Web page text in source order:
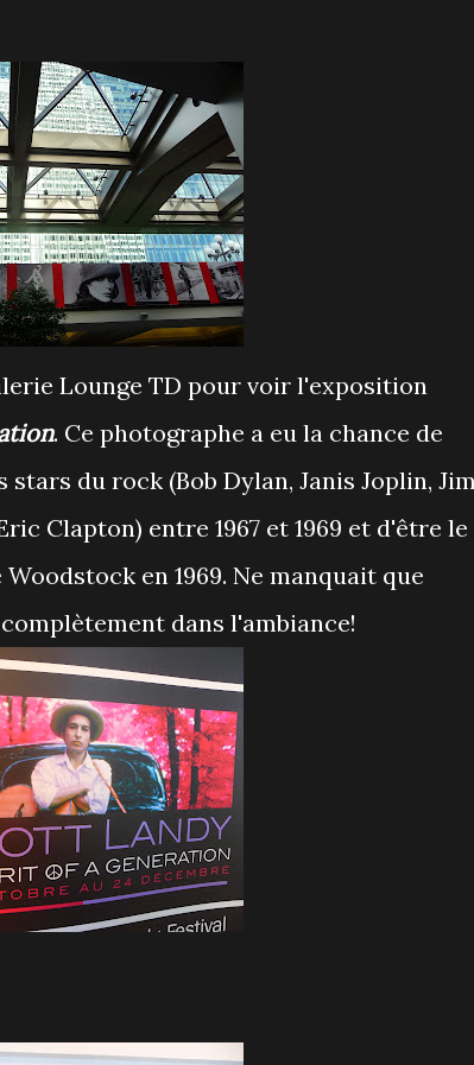
Lounge TD pour voir l'exposition
. Ce photographe a eu la chance de
du rock (Bob Dylan, Janis Joplin,
Clapton) entre 1967 et 1969 et d'être le
en 1969. Ne manquait que
dans l'ambiance!